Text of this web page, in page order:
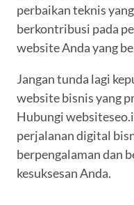
perbaikan teknis
berkontribusi pada
website Anda yang
Jangan tunda lagi
website bisnis yang
Hubungi
perjalanan digital
berpengalaman dan
kesuksesan Anda.